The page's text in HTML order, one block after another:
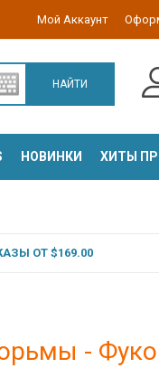
Мой Аккаунт
НАЙТИ
НОВИНКИ ХИТЫ
ОТ $169.00
-